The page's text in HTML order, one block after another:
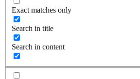
Exact matches only
Search in title
Search in content